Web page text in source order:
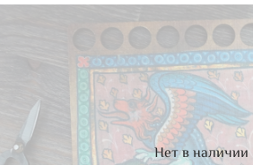
Нет в наличии